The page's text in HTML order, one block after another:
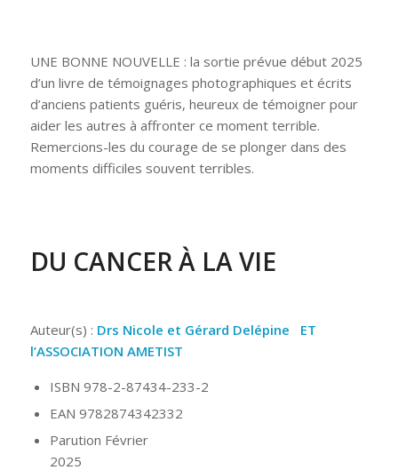
UNE BONNE NOUVELLE : la sortie prévue début 2025
d’un livre de témoignages photographiques et écrits
d’anciens patients guéris, heureux de témoigner pour
aider les autres à affronter ce moment terrible.
Remercions-les du courage de se plonger dans des
moments difficiles souvent terribles.
DU CANCER À LA VIE
Auteur(s) : Drs Nicole et Gérard Delépine ET
l’ASSOCIATION AMETIST
ISBN 978-2-87434-233-2
EAN 9782874342332
Parution Février
2025